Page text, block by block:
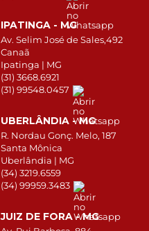
IPATINGA - MG
Av. Selim José de Sales,492
Canaã
Ipatinga | MG
(31) 3668.6921
(31) 99548.0457
UBERLÂNDIA - MG
R. Nordau Gonç. Melo, 187
Santa Mônica
Uberlândia | MG
(34) 3219.6559
(34) 99959.3483
JUIZ DE FORA - MG